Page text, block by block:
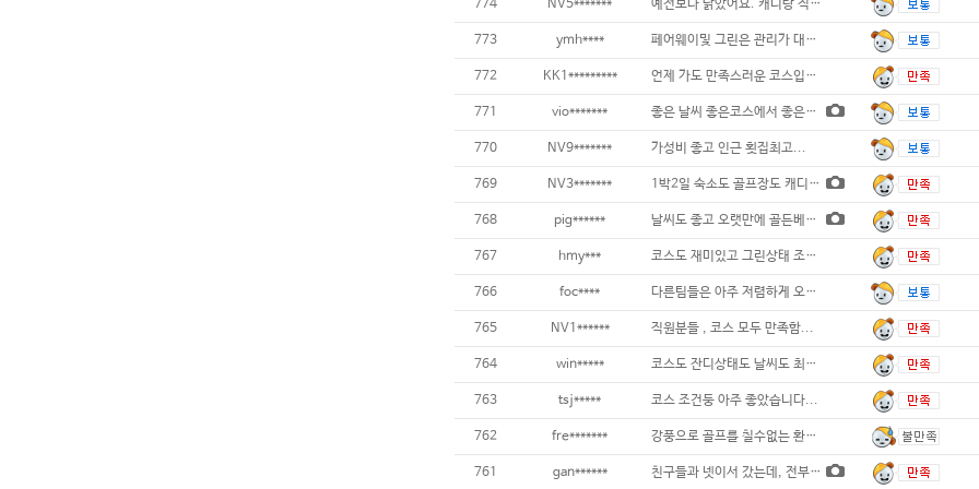
774 NV5******* 예전보다 낡았어요. 캐디랑 직원들의 친절도는
773 ymh**** 페어웨이및 그린은 관리가 대부분 잘되어 있었
772 KK1********* 언제 가도 만족스러운 코스입니다. 주변 먹
771 vio******* 좋은 날씨 좋은코스에서 좋은사람들과 라운
770 NV9******* 가성비 좋고 인근 횟집최고...
769 NV3******* 1박2일 숙소도 골프장도 캐디분들도 너무 맘
768 pig****** 날씨도 좋고 오랫만에 골든베이에 왔는데 라운
767 hmy*** 코스도 재미있고 그린상태 조아요 숙소도 깔끔
766 foc**** 다른팀들은 아주 저렴하게 오신분들도 많은데
765 NV1****** 직원분들 , 코스 모두 만족함...
764 win***** 코스도 잔디상태도 날씨도 최상이였습니다...
763 tsj***** 코스 조건둥 아주 좋았습니다...
762 fre******* 강풍으로 골프를 칠수없는 환경이었는데 취
761 gan****** 친구들과 넷이서 갔는데, 전부다 너무